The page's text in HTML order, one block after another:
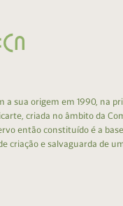
a sua origem em 1990, na
criada no âmbito da
então constituído é a
criação e salvaguarda de